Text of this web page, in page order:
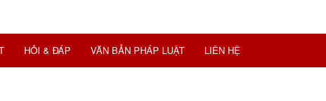
HỎI & ĐÁP VĂN BẢN PHÁP LUẬT LIÊN HỆ